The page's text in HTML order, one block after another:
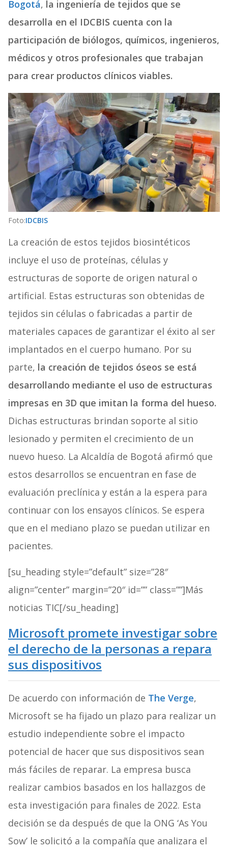
Bogotá, la ingeniería de tejidos que se
desarrolla en el IDCBIS cuenta con la
participación de biólogos, químicos, ingenieros,
médicos y otros profesionales que trabajan
para crear productos clínicos viables.
Foto:IDCBIS
La creación de estos tejidos biosintéticos
incluye el uso de proteínas, células y
estructuras de soporte de origen natural o
artificial. Estas estructuras son obtenidas de
tejidos sin células o fabricadas a partir de
materiales capaces de garantizar el éxito al ser
implantados en el cuerpo humano. Por su
parte, la creación de tejidos óseos se está
desarrollando mediante el uso de estructuras
impresas en 3D que imitan la forma del hueso.
Dichas estructuras brindan soporte al sitio
lesionado y permiten el crecimiento de un
nuevo hueso. La Alcaldía de Bogotá afirmó que
estos desarrollos se encuentran en fase de
evaluación preclínica y están a la espera para
continuar con los ensayos clínicos. Se espera
que en el mediano plazo se puedan utilizar en
pacientes.
[su_heading style=”default” size=”28″
align=”center” margin=”20″ id=”” class=””]Más
noticias TIC[/su_heading]
Microsoft promete investigar sobre
el derecho de la personas a repara
sus dispositivos
De acuerdo con información de The Verge,
Microsoft se ha fijado un plazo para realizar un
estudio independiente sobre el impacto
potencial de hacer que sus dispositivos sean
más fáciles de reparar. La empresa busca
realizar cambios basados en los hallazgos de
esta investigación para finales de 2022. Esta
decisión se da después de que la ONG ‘As You
Sow’ le solicitó a la compañía que analizara el